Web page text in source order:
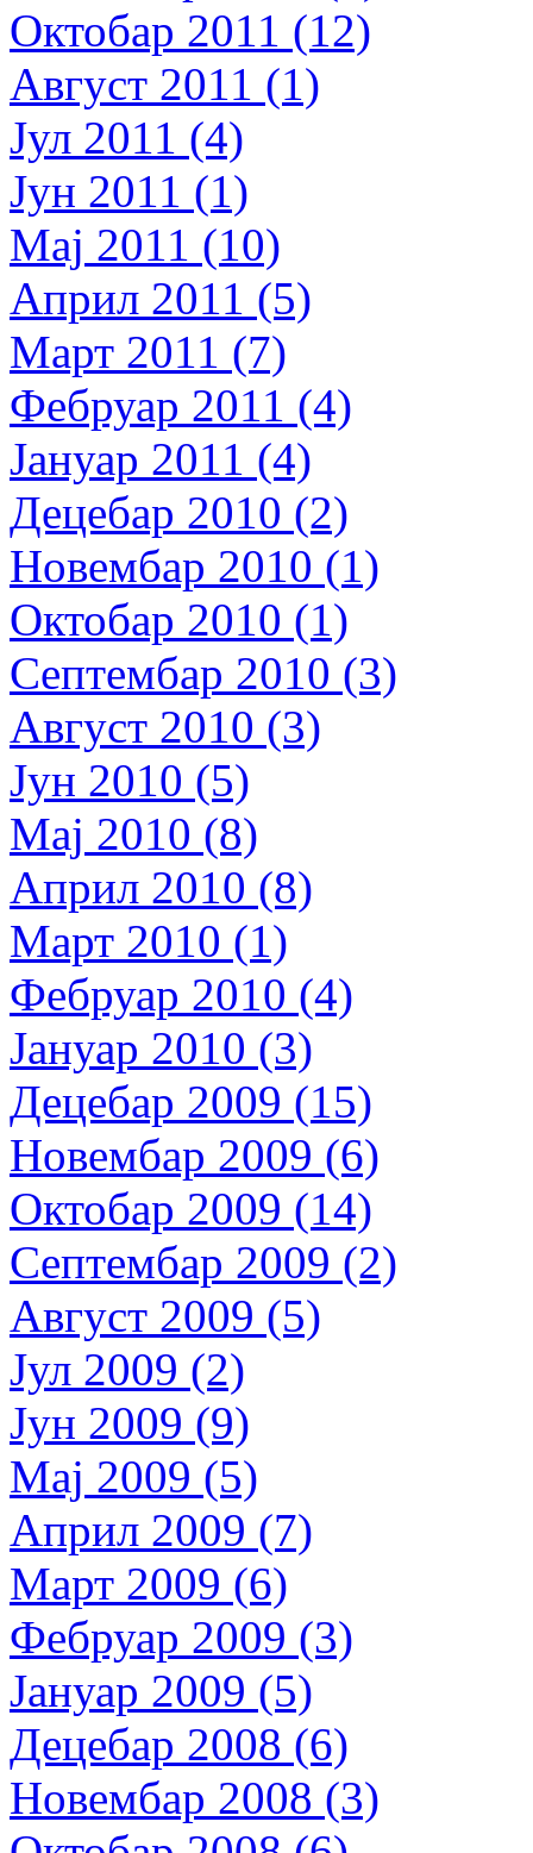
Октобар 2011 (12)
Август 2011 (1)
Јул 2011 (4)
Јун 2011 (1)
Мај 2011 (10)
Април 2011 (5)
Март 2011 (7)
Фебруар 2011 (4)
Јануар 2011 (4)
Децебар 2010 (2)
Новембар 2010 (1)
Октобар 2010 (1)
Септембар 2010 (3)
Август 2010 (3)
Јун 2010 (5)
Мај 2010 (8)
Април 2010 (8)
Март 2010 (1)
Фебруар 2010 (4)
Јануар 2010 (3)
Децебар 2009 (15)
Новембар 2009 (6)
Октобар 2009 (14)
Септембар 2009 (2)
Август 2009 (5)
Јул 2009 (2)
Јун 2009 (9)
Мај 2009 (5)
Април 2009 (7)
Март 2009 (6)
Фебруар 2009 (3)
Јануар 2009 (5)
Децебар 2008 (6)
Новембар 2008 (3)